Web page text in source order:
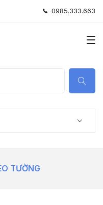
0985.333.663
TƯỜNG